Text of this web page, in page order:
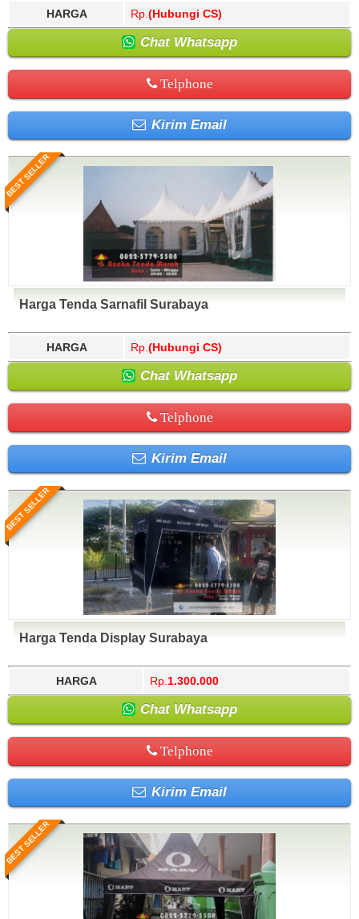
HARGA Rp. (Hubungi CS)
Chat Whatsapp
Telphone
Kirim Email
BEST SELLER
Harga Tenda Sarnafil Surabaya
HARGA Rp. (Hubungi CS)
Chat Whatsapp
Telphone
Kirim Email
BEST SELLER
Harga Tenda Display Surabaya
HARGA Rp. 1.300.000
Chat Whatsapp
Telphone
Kirim Email
BEST SELLER